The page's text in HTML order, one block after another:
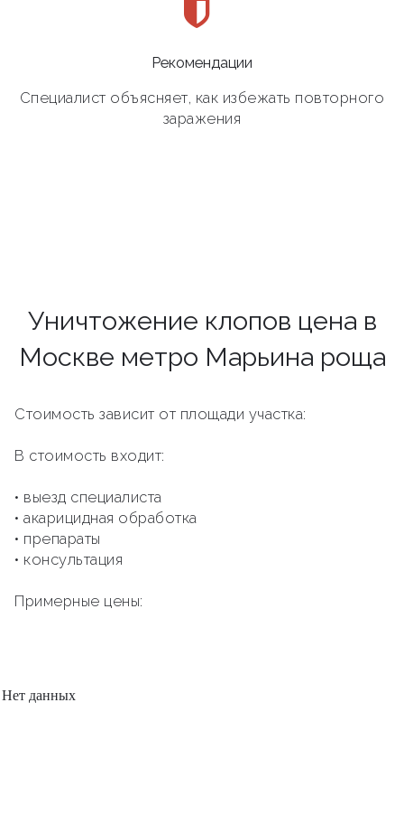
Рекомендации
Специалист объясняет, как избежать повторного
заражения
Уничтожение клопов цена в
Москве метро Марьина роща
Стоимость зависит от площади участка:
В стоимость входит:
• выезд специалиста
• акарицидная обработка
• препараты
• консультация
Примерные цены:
Нет данных